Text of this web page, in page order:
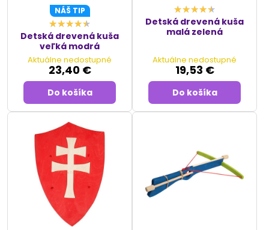
NÁŠ TIP
Detská drevená kuša
veľká modrá
Aktuálne nedostupné
23,40 €
Do košíka
Detská drevená kuša
malá zelená
Aktuálne nedostupné
19,53 €
Do košíka